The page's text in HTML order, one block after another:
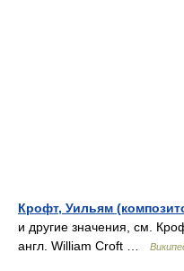
Крофт, Уильям
и другие значения, см.
англ. William Croft …